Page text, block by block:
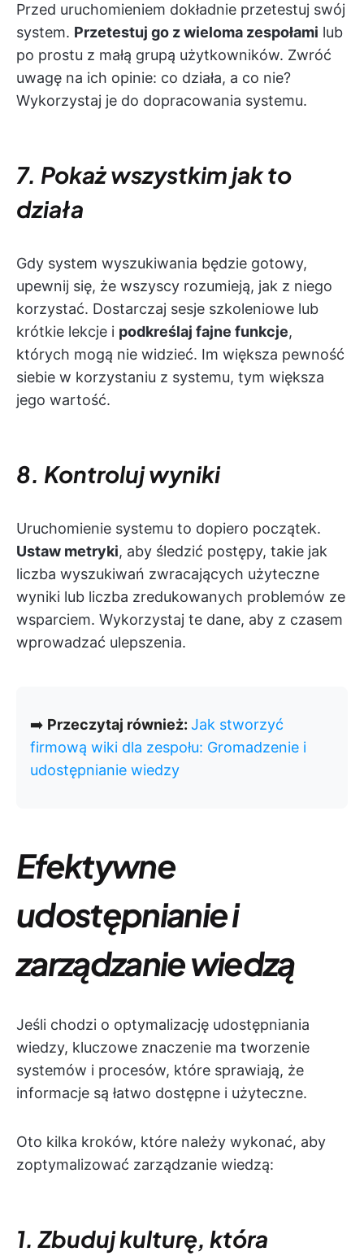
Przed uruchomieniem dokładnie przetestuj swój
system. Przetestuj go z wieloma zespołami lub
po prostu z małą grupą użytkowników. Zwróć
uwagę na ich opinie: co działa, a co nie?
Wykorzystaj je do dopracowania systemu.
7. Pokaż wszystkim jak to
działa
Gdy system wyszukiwania będzie gotowy,
upewnij się, że wszyscy rozumieją, jak z niego
korzystać. Dostarczaj sesje szkoleniowe lub
krótkie lekcje i podkreślaj fajne funkcje,
których mogą nie widzieć. Im większa pewność
siebie w korzystaniu z systemu, tym większa
jego wartość.
8. Kontroluj wyniki
Uruchomienie systemu to dopiero początek.
Ustaw metryki, aby śledzić postępy, takie jak
liczba wyszukiwań zwracających użyteczne
wyniki lub liczba zredukowanych problemów ze
wsparciem. Wykorzystaj te dane, aby z czasem
wprowadzać ulepszenia.
➡️ Przeczytaj również: Jak stworzyć
firmową wiki dla zespołu: Gromadzenie i
udostępnianie wiedzy
Efektywne
udostępnianie i
zarządzanie wiedzą
Jeśli chodzi o optymalizację udostępniania
wiedzy, kluczowe znaczenie ma tworzenie
systemów i procesów, które sprawiają, że
informacje są łatwo dostępne i użyteczne.
Oto kilka kroków, które należy wykonać, aby
zoptymalizować zarządzanie wiedzą:
1. Zbuduj kulturę, która